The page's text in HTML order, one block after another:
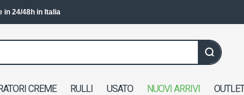
in 24/48h in Italia
CREME RULLI USATO NUOVI ARRIVI OUTLET